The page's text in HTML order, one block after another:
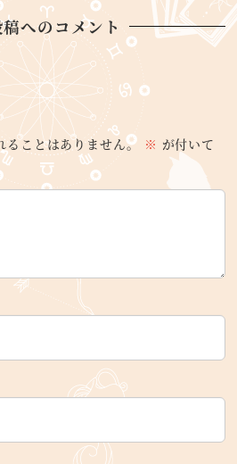
へのコメント
ることはありません。 ※ が付いて